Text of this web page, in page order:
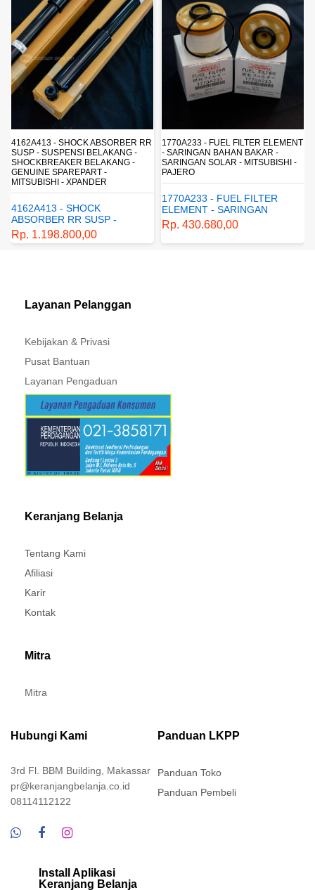
1770A233 - FUEL FILTER ELEMENT
- SARINGAN BAHAN BAKAR -
SARINGAN SOLAR - MITSUBISHI -
PAJERO
ELEMENT - SARINGAN
BAHAN BAKAR - SARINGAN
SOLAR - MITSUBISHI -
PAJERO
Rp. 430.680,00
ML150003 - BRAKE FLUID DOT 3 -
MINYAK REM - CAIRAN REM -
MITSUBISHI - GENUINE - XPANDER
- PAJERO - MIRAGE - TRITON
ML150003 - BRAKE FLUID
DOT 3 - minyak rem - cairan
rem - mitsubishi - genuine -
xpander - pajero - mirage -
triton
Rp. 42.180,00
Layanan Pelanggan
Kebijakan & Privasi
Pusat Bantuan
Layanan Pengaduan
Keranjang Belanja
Tentang Kami
Afiliasi
Karir
Kontak
Mitra
Mitra
Hubungi Kami
3rd Fl. BBM Building, Makassar
pr@keranjangbelanja.co.id
08114112122
Panduan LKPP
Panduan Toko
Panduan Pembeli
Install Aplikasi
Keranjang Belanja